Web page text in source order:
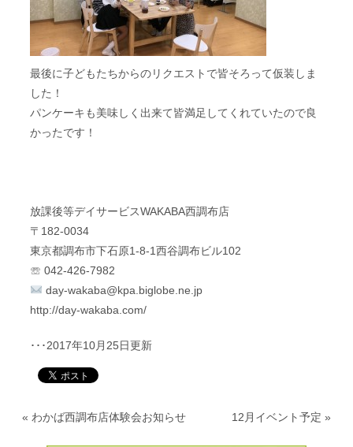
最後に子どもたちからのリクエストで皆そろって仮装しま
した！
パンケーキも美味しく出来て皆満足してくれていたので良
かったです！
放課後等デイサービスWAKABA西調布店
〒182-0034
東京都調布市下石原1-8-1西谷調布ビル102
☏ 042-426-7982
day-wakaba@kpa.biglobe.ne.jp
http://day-wakaba.com/
･･･2017年10月25日更新
« わかば西調布店体験会お知らせ 12月イベント予定 »